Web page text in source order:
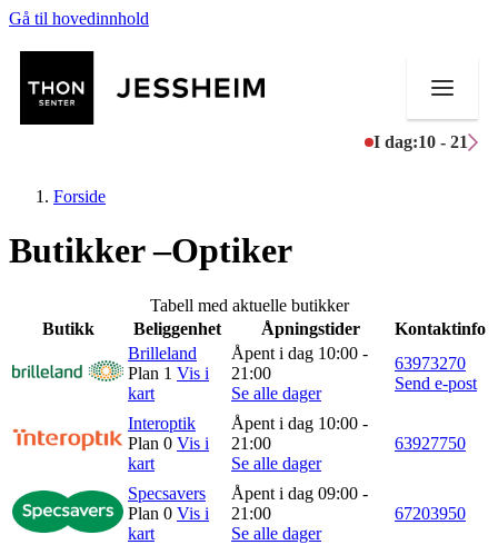
Gå til hovedinnhold
I dag:10 - 21
Mat og drikke
Aktiviteter
Inspirasjon
Forside
Butikker –Optiker
Tabell med aktuelle butikker
Butikk
Beliggenhet Åpningstider
Kontaktinfo
Brilleland
Plan 1 Vis i
kart
Åpent i dag 10:00 -
21:00
Se alle dager
63973270
Send e-post
Interoptik
Plan 0 Vis i
kart
Åpent i dag 10:00 -
21:00
Se alle dager
63927750
Specsavers
Plan 0 Vis i
kart
Åpent i dag 09:00 -
21:00
Se alle dager
67203950